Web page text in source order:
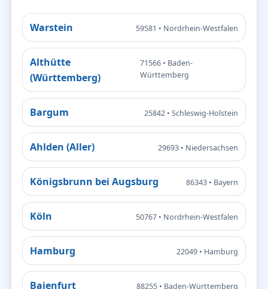
Warstein 59581 • Nordrhein-Westfalen
Althütte
(Württemberg)
71566 • Baden-
Württemberg
Bargum 25842 • Schleswig-Holstein
Ahlden (Aller) 29693 • Niedersachsen
Königsbrunn bei Augsburg 86343 • Bayern
Köln 50767 • Nordrhein-Westfalen
Hamburg 22049 • Hamburg
Baienfurt 88255 • Baden-Württemberg